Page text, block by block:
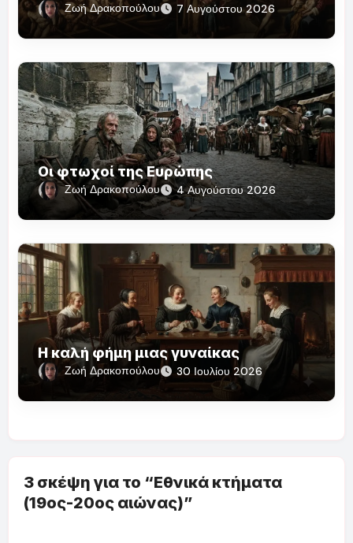
Ζωή Δρακοπούλου 7 Αυγούστου 2026
Οι φτωχοί της Ευρώπης
Ζωή Δρακοπούλου 4 Αυγούστου 2026
Η καλή φήμη μιας γυναίκας
Ζωή Δρακοπούλου 30 Ιουλίου 2026
3 σκέψη για το “Εθνικά κτήματα
(19ος-20ος αιώνας)”